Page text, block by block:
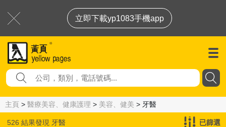
立即下載yp1083手機app
主頁 > 醫療美容、健康護理 > 美容、健美 > 牙醫
526 結果發現 牙醫 已篩選